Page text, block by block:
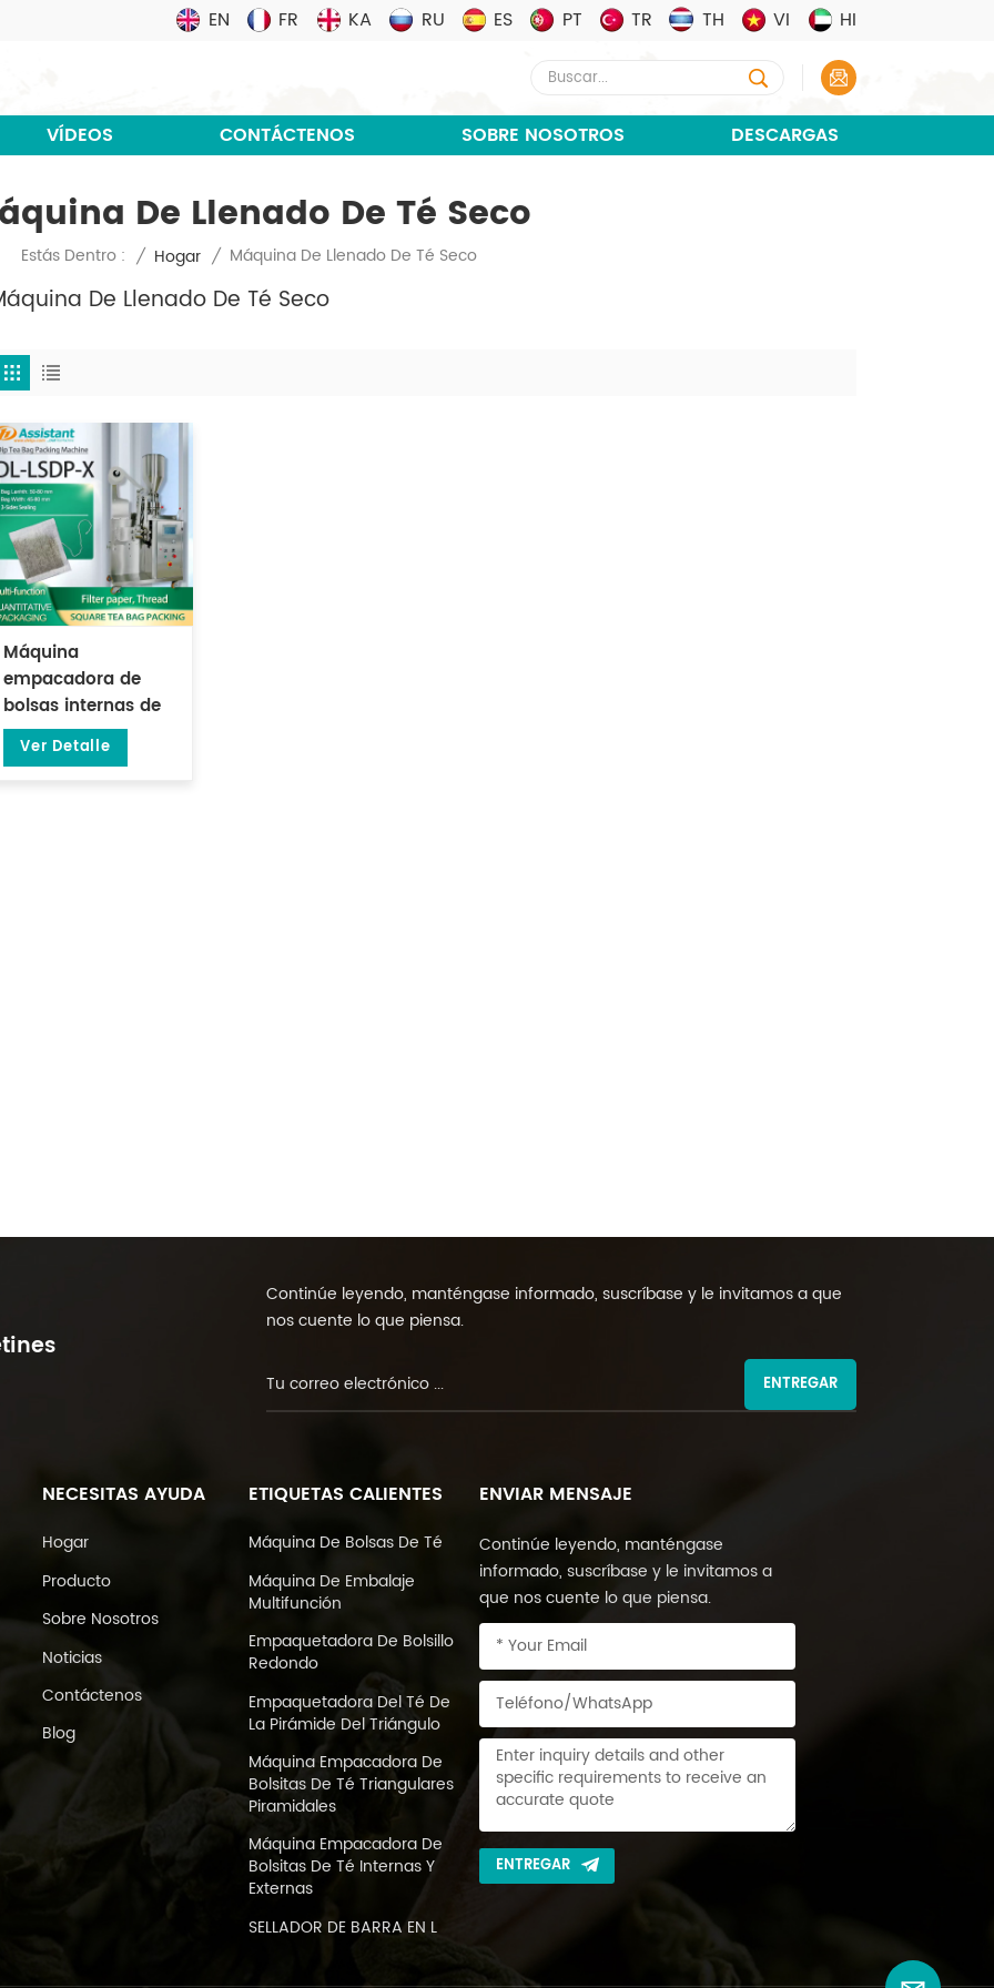
EN FR KA RU ES PT TR TH VI HI
VÍDEOS CONTÁCTENOS SOBRE NOSOTROS DESCARGAS
De Llenado De Té Seco
Estás Dentro : / Hogar / Máquina De Llenado De Té Seco
De Llenado De Té Seco
Máquina
empacadora de
bolsas internas de
papel de filtro
cuadrado con
Ver Detalle
Continúe leyendo, manténgase informado, suscríbase y le invitamos a que
nos cuente lo que piensa.
ENTREGAR
NECESITAS AYUDA
Hogar
Producto
Sobre Nosotros
Noticias
Contáctenos
Blog
ETIQUETAS CALIENTES
Máquina De Bolsas De Té
Máquina De Embalaje
Multifunción
Empaquetadora De Bolsillo
Redondo
Empaquetadora Del Té De
La Pirámide Del Triángulo
Máquina Empacadora De
Bolsitas De Té Triangulares
Piramidales
Máquina Empacadora De
Bolsitas De Té Internas Y
Externas
SELLADOR DE BARRA EN L
ENVIAR MENSAJE
Continúe leyendo, manténgase
informado, suscríbase y le invitamos a
que nos cuente lo que piensa.
ENTREGAR